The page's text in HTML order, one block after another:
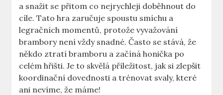
a snažit se přitom co nejrychleji doběhnout do
cíle. Tato hra zaručuje spoustu smíchu a
legračních momentů, protože vyvažování
brambory není vždy snadné. Často se stává, že
někdo ztratí bramboru a začíná honička po
celém hřišti. Je to skvělá příležitost, jak si zlepšit
koordinační dovednosti a trénovat svaly, které
ani nevíme, že máme!